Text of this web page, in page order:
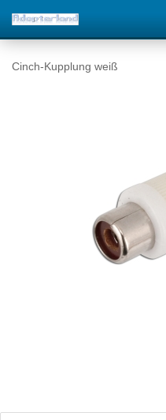
Cinch-Kupplung weiß